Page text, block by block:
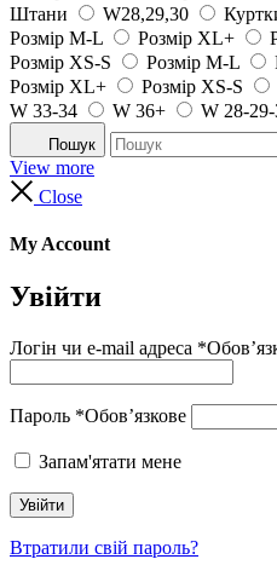
Штани
W28,29,30
Розмір M-L
Розмір XL+
Розмір XS-S
Розмір M-L
Розмір XL+
Розмір XS-S
W 33-34
W 36+ W 28-
Пошук
View more
Close
My Account
Увійти
Логін чи e-mail адреса *
Пароль *Обов’язкове
Запам'ятати мене
Увійти
Втратили свій пароль?